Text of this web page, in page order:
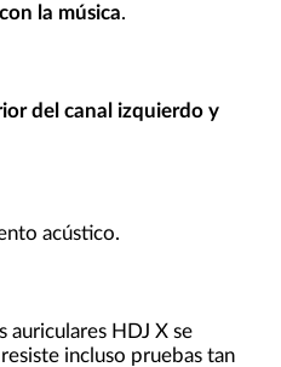
la música.
del canal izquierdo y
acústico.
auriculares HDJ X se
incluso pruebas tan